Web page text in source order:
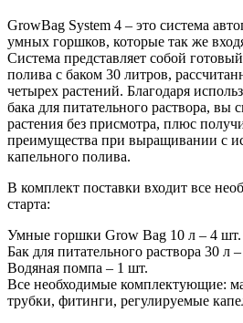
GrowBag System 4 – это система
умных горшков, которые так же
Система представляет собой
полива с баком 30 литров,
четырех растений. Благодаря
бака для питательного раствора, вы
растения без присмотра, плюс
преимущества при выращивании с
капельного полива.
В комплект поставки входит все
старта:
Умные горшки Grow Bag 10 л – 4 шт.
Бак для питательного раствора 30 л
Водяная помпа – 1 шт.
Все необходимые комплектующие:
трубки, фитинги, регулируемые